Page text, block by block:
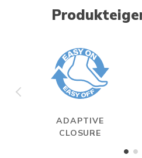
ADAPTIVE
CLOSURE